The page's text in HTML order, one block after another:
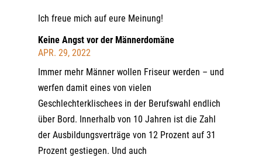
Ich freue mich auf eure Meinung!
Keine Angst vor der Männerdomäne
APR. 29, 2022
Immer mehr Männer wollen Friseur werden – und
werfen damit eines von vielen
Geschlechterklischees in der Berufswahl endlich
über Bord. Innerhalb von 10 Jahren ist die Zahl
der Ausbildungsverträge von 12 Prozent auf 31
Prozent gestiegen. Und auch